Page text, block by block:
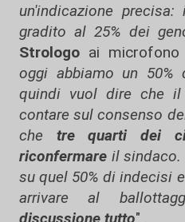
un'indicazione
gradito al 25% dei
Strologo ai
oggi abbiamo un
quindi vuol dire che il
contare sul consenso
che tre quarti dei
riconfermare il sindaco.
su quel 50% di indecisi
arrivare al
discussione tutto".